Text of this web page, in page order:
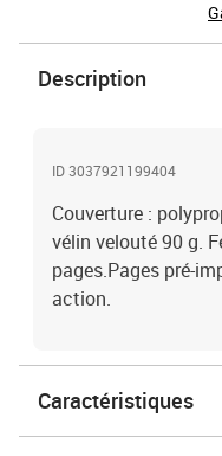
Description
ID 3037921199404
Couverture :
vélin velouté 90 g.
pages.Pages pré-
action.
Caractéristiques